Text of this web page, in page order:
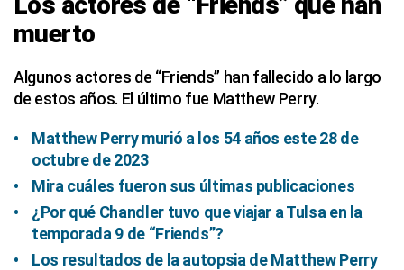
muerto
Algunos actores de “Friends” han fallecido a lo largo
de estos años. El último fue Matthew Perry.
Matthew Perry murió a los 54 años este 28 de
octubre de 2023
Mira cuáles fueron sus últimas publicaciones
¿Por qué Chandler tuvo que viajar a Tulsa en la
temporada 9 de “Friends”?
Los resultados de la autopsia de Matthew Perry